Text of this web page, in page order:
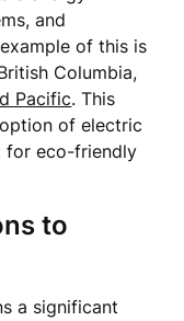
and
of this is
Columbia,
Pacific. This
of electric
for eco-friendly
to
a significant